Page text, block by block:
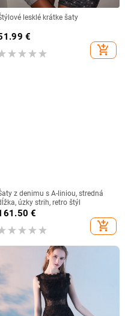
lesklé krátke šaty
€
add_shopping_cart
z denimu s A-liniou, stredná
úzky strih, retro štýl
€
add_shopping_cart